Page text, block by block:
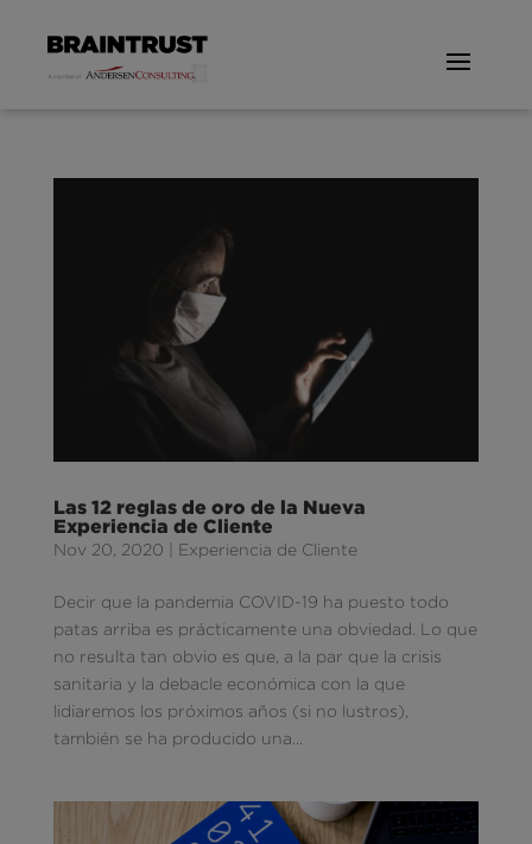
Las 12 reglas de oro de la Nueva
Experiencia de Cliente
Nov 20, 2020 Experiencia de Cliente
Decir que la pandemia COVID-19 ha puesto todo
patas arriba es prácticamente una obviedad. Lo que
no resulta tan obvio es que, a la par que la crisis
sanitaria y la debacle económica con la que
lidiaremos los próximos años (si no lustros),
también se ha producido una...